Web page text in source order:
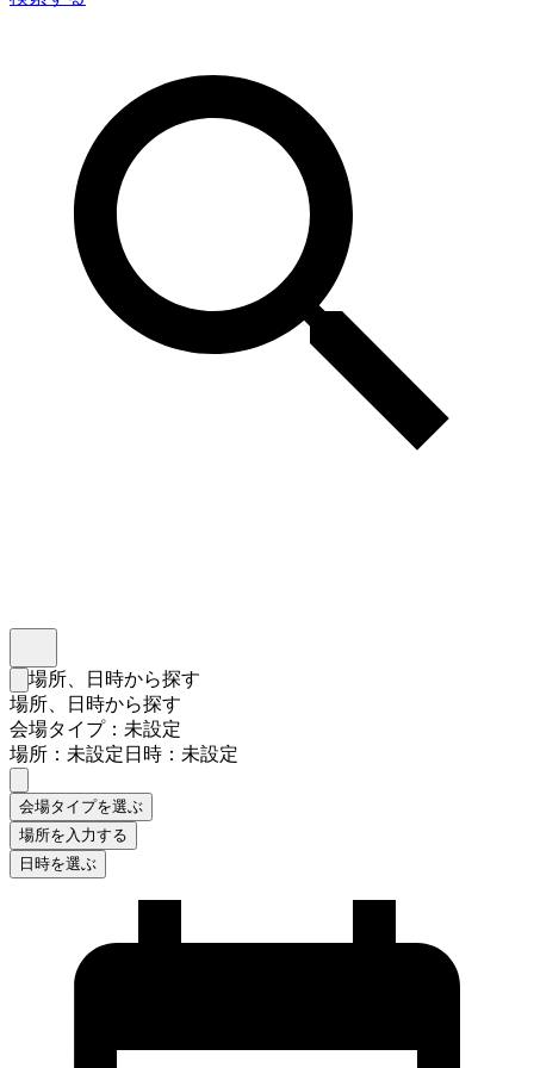
検索フォームを閉じる
場所、日時から探す
場所、日時から探す
会場タイプ：未設定
場所：未設定日時：未設定
会場タイプを選ぶ
場所を入力する
日時を選ぶ